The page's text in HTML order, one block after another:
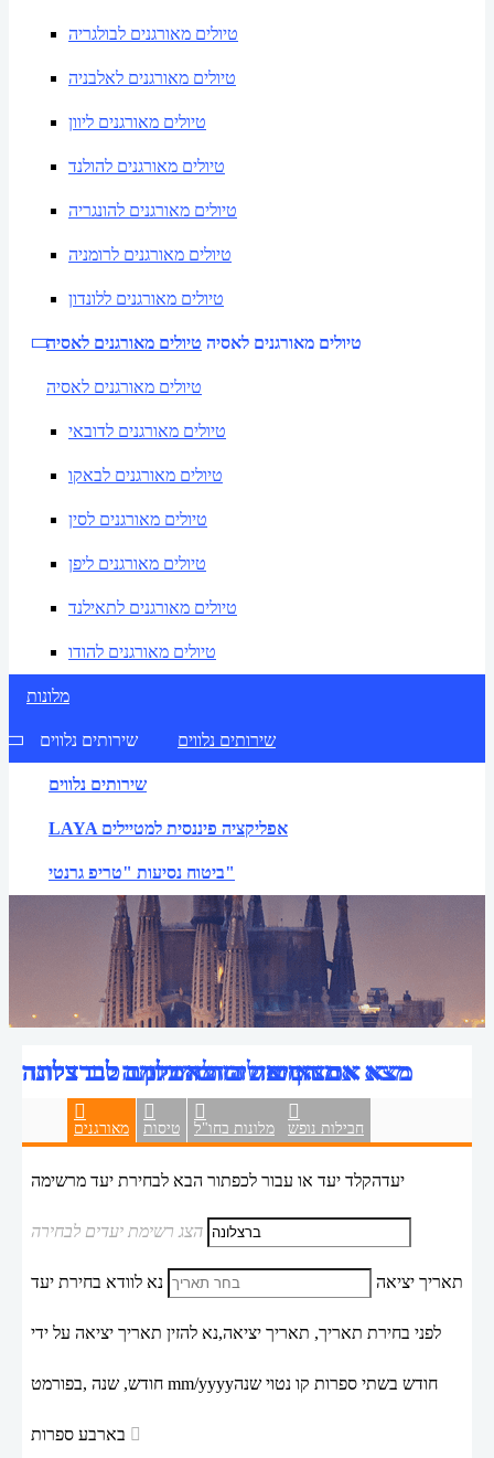
טיולים מאורגנים לבולגריה
טיולים מאורגנים לאלבניה
טיולים מאורגנים ליוון
טיולים מאורגנים להולנד
טיולים מאורגנים להונגריה
טיולים מאורגנים לרומניה
טיולים מאורגנים ללונדון
טיולים מאורגנים לאסיה טיולים מאורגנים לאסיה
טיולים מאורגנים לאסיה
טיולים מאורגנים לדובאי
טיולים מאורגנים לבאקו
טיולים מאורגנים לסין
טיולים מאורגנים ליפן
טיולים מאורגנים לתאילנד
טיולים מאורגנים להודו
מלונות
שירותים נלווים שירותים נלווים
שירותים נלווים
LAYA אפליקציה פיננסית למטיילים
ביטוח נסיעות "טריפ גרנטי"
מאורגנים טיסות מלונות בחו"ל חבילות נופש
מגוון טיולים מאורגנים לברצלונה
יעדהקלד יעד או עבור לכפתור הבא לבחירת יעד מרשימה
הצג רשימת יעדים לבחירה
תאריך יציאה נא לוודא בחירת יעד
לפני בחירת תאריך, תאריך יציאה,נא להזין תאריך יציאה על ידי
mm/yyyyחודש בשתי ספרות קו נטוי שנה
מצא את הטיסה הזולה ביותר לברצלונה
מצאו את בית המלון הטוב ביותר
מצא את החופשה המושלמת לברצלונה